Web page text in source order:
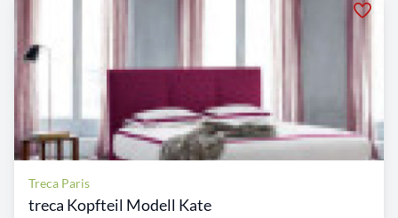
Treca Paris
treca Kopfteil Modell Kate